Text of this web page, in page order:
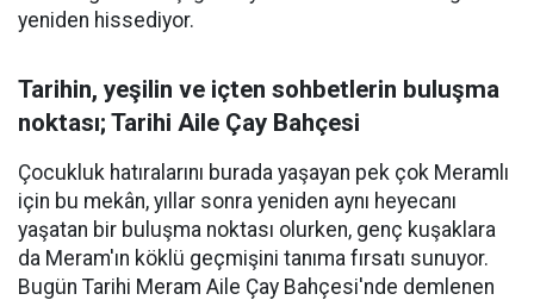
yeniden hissediyor.
Tarihin, yeşilin ve içten sohbetlerin buluşma
noktası; Tarihi Aile Çay Bahçesi
Çocukluk hatıralarını burada yaşayan pek çok Meramlı
için bu mekân, yıllar sonra yeniden aynı heyecanı
yaşatan bir buluşma noktası olurken, genç kuşaklara
da Meram'ın köklü geçmişini tanıma fırsatı sunuyor.
Bugün Tarihi Meram Aile Çay Bahçesi'nde demlenen